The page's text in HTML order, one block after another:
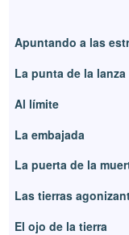
Apuntando a las
La punta de la lanza
Al límite
La embajada
La puerta de la
Las tierras
El ojo de la tierra